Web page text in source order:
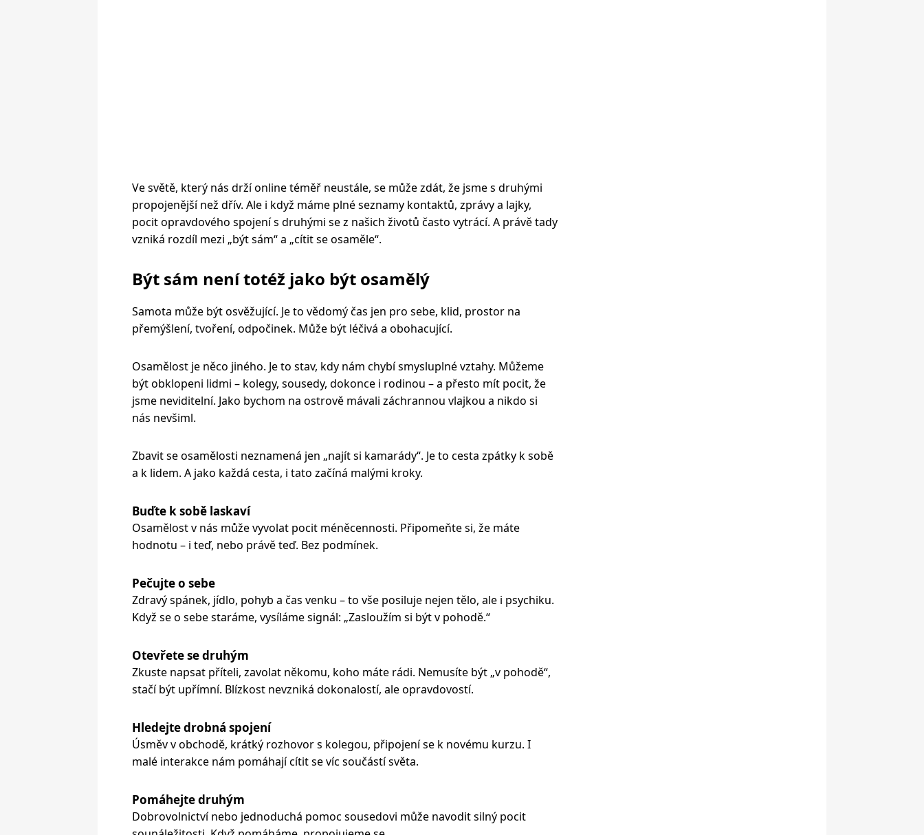
Ve světě, který nás drží online téměř neustále, se může zdát, že jsme s druhými
propojenější než dřív. Ale i když máme plné seznamy kontaktů, zprávy a lajky,
pocit opravdového spojení s druhými se z našich životů často vytrácí. A právě tady
vzniká rozdíl mezi „být sám“ a „cítit se osaměle“.
Být sám není totéž jako být osamělý
Samota může být osvěžující. Je to vědomý čas jen pro sebe, klid, prostor na
přemýšlení, tvoření, odpočinek. Může být léčivá a obohacující.
Osamělost je něco jiného. Je to stav, kdy nám chybí smysluplné vztahy. Můžeme
být obklopeni lidmi – kolegy, sousedy, dokonce i rodinou – a přesto mít pocit, že
jsme neviditelní. Jako bychom na ostrově mávali záchrannou vlajkou a nikdo si
nás nevšiml.
Zbavit se osamělosti neznamená jen „najít si kamarády“. Je to cesta zpátky k sobě
a k lidem. A jako každá cesta, i tato začíná malými kroky.
Buďte k sobě laskaví
Osamělost v nás může vyvolat pocit méněcennosti. Připomeňte si, že máte
hodnotu – i teď, nebo právě teď. Bez podmínek.
Pečujte o sebe
Zdravý spánek, jídlo, pohyb a čas venku – to vše posiluje nejen tělo, ale i psychiku.
Když se o sebe staráme, vysíláme signál: „Zasloužím si být v pohodě.“
Otevřete se druhým
Zkuste napsat příteli, zavolat někomu, koho máte rádi. Nemusíte být „v pohodě“,
stačí být upřímní. Blízkost nevzniká dokonalostí, ale opravdovostí.
Hledejte drobná spojení
Úsměv v obchodě, krátký rozhovor s kolegou, připojení se k novému kurzu. I
malé interakce nám pomáhají cítit se víc součástí světa.
Pomáhejte druhým
Dobrovolnictví nebo jednoduchá pomoc sousedovi může navodit silný pocit